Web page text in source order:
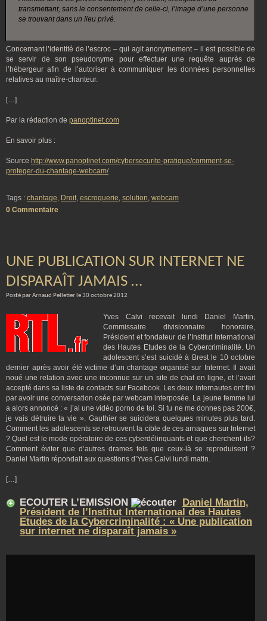
transmettant, sans le consentement de celle-ci, l’image d’une personne
se trouvant dans un lieu privé.
Concernant l’identité de l’escroc – qui agit anonymement – il est possible de
se servir de son pseudonyme pour effectuer une requête auprès de
l’hébergeur afin de l’autoriser à communiquer les données personnelles
relatives au maître-chanteur.
[…]
Par la rédaction de panoptinet.com
En savoir plus :
Source http://www.panoptinet.com/cybersecurite-pratique/comment-se-
proteger-du-chantage-webcam/
Tags : chantage, Droit, escroquerie, solution, webcam
0 Commentaire
UNE PUBLICATION SUR INTERNET NE
DISPARAÎT JAMAIS …
Posté par Arnaud Pelletier le 30 octobre 2012
Yves Calvi recevait lundi Daniel Martin,
Commissaire divisionnaire honoraire,
Président et fondateur de l’Institut International
des Hautes Etudes de la Cybercriminalité. Un
adolescent s’est suicidé à Brest le 10 octobre
dernier après avoir été victime d’un chantage organisé sur Internet. Il avait
noué une relation avec une inconnue sur un site de chat en ligne, et l’avait
accepté dans sa liste de contacts sur Facebook. Les deux internautes ont fini
par avoir une conversation osée par webcam interposée. La jeune femme lui
a alors annoncé : « j’ai une vidéo porno de toi. Si tu ne me donnes pas 200€,
je vais détruire ta vie ». Gauthier se suicidera quelques minutes plus tard.
Comment les adolescents se retrouvent la cible de ces arnaques sur Internet
? Quel est le mode opératoire de ces cyberdélinquants et que cherchent-ils?
Comment éviter que d’autres drames tels que ceux-là se reproduisent ?
Daniel Martin répondait aux questions d’Yves Calvi lundi matin.
[…]
ECOUTER L’EMISSION
Daniel Martin,
Président de l’Institut International des Hautes
Etudes de la Cybercriminalité : « Une publication
sur internet ne disparaît jamais »